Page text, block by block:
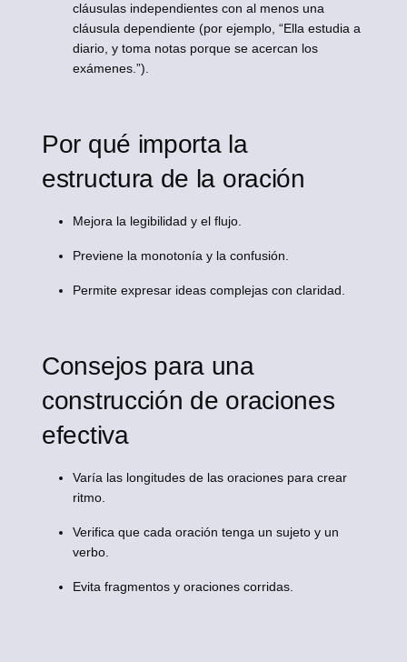
cláusulas independientes con al menos una
cláusula dependiente (por ejemplo, “Ella estudia a
diario, y toma notas porque se acercan los
exámenes.”).
Por qué importa la
estructura de la oración
Mejora la legibilidad y el flujo.
Previene la monotonía y la confusión.
Permite expresar ideas complejas con claridad.
Consejos para una
construcción de oraciones
efectiva
Varía las longitudes de las oraciones para crear
ritmo.
Verifica que cada oración tenga un sujeto y un
verbo.
Evita fragmentos y oraciones corridas.